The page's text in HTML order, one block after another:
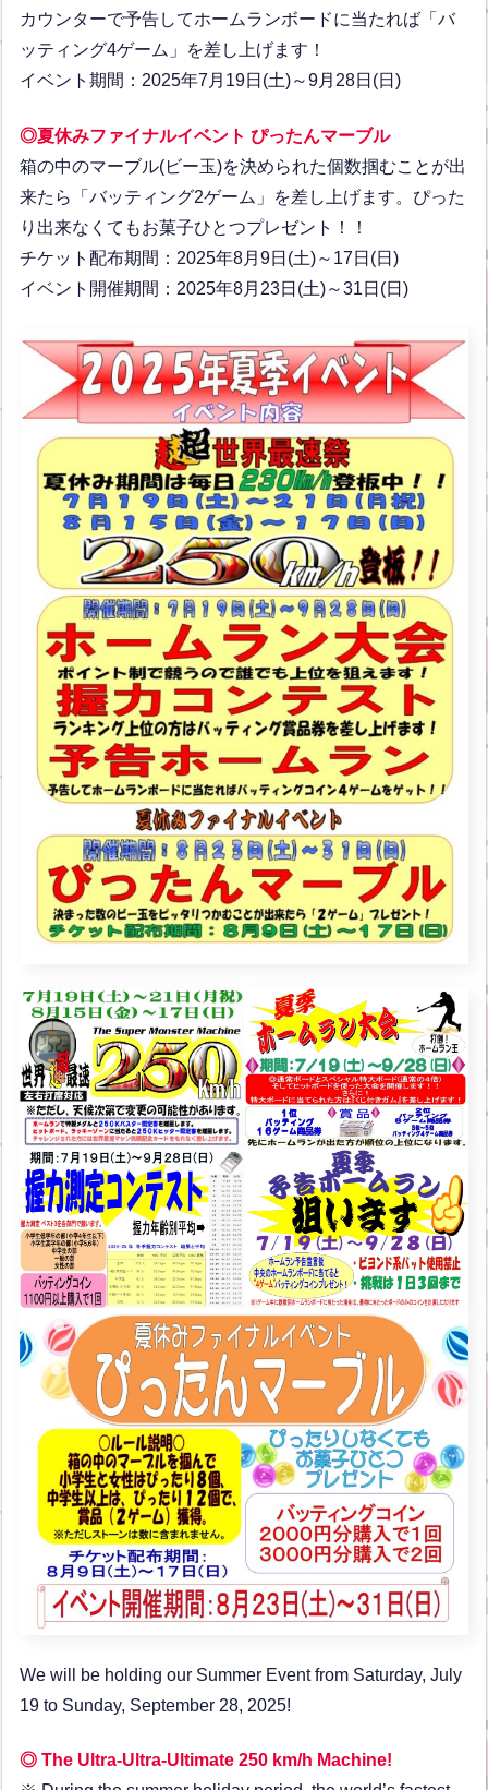
カウンターで予告してホームランボードに当たれば「バ
ッティング4ゲーム」を差し上げます！
イベント期間：2025年7月19日(土)～9月28日(日)
◎夏休みファイナルイベント ぴったんマーブル
箱の中のマーブル(ビー玉)を決められた個数掴むことが出
来たら「バッティング2ゲーム」を差し上げます。ぴった
り出来なくてもお菓子ひとつプレゼント！！
チケット配布期間：2025年8月9日(土)～17日(日)
イベント開催期間：2025年8月23日(土)～31日(日)
We will be holding our Summer Event from Saturday, July
19 to Sunday, September 28, 2025!
◎ The Ultra-Ultra-Ultimate 250 km/h Machine!